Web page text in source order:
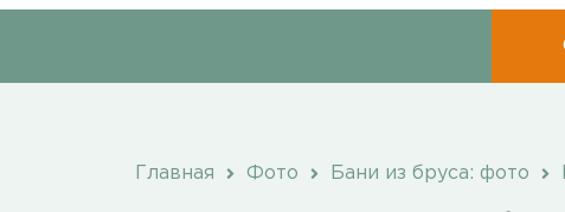
Главная Фото Бани из бруса: фото